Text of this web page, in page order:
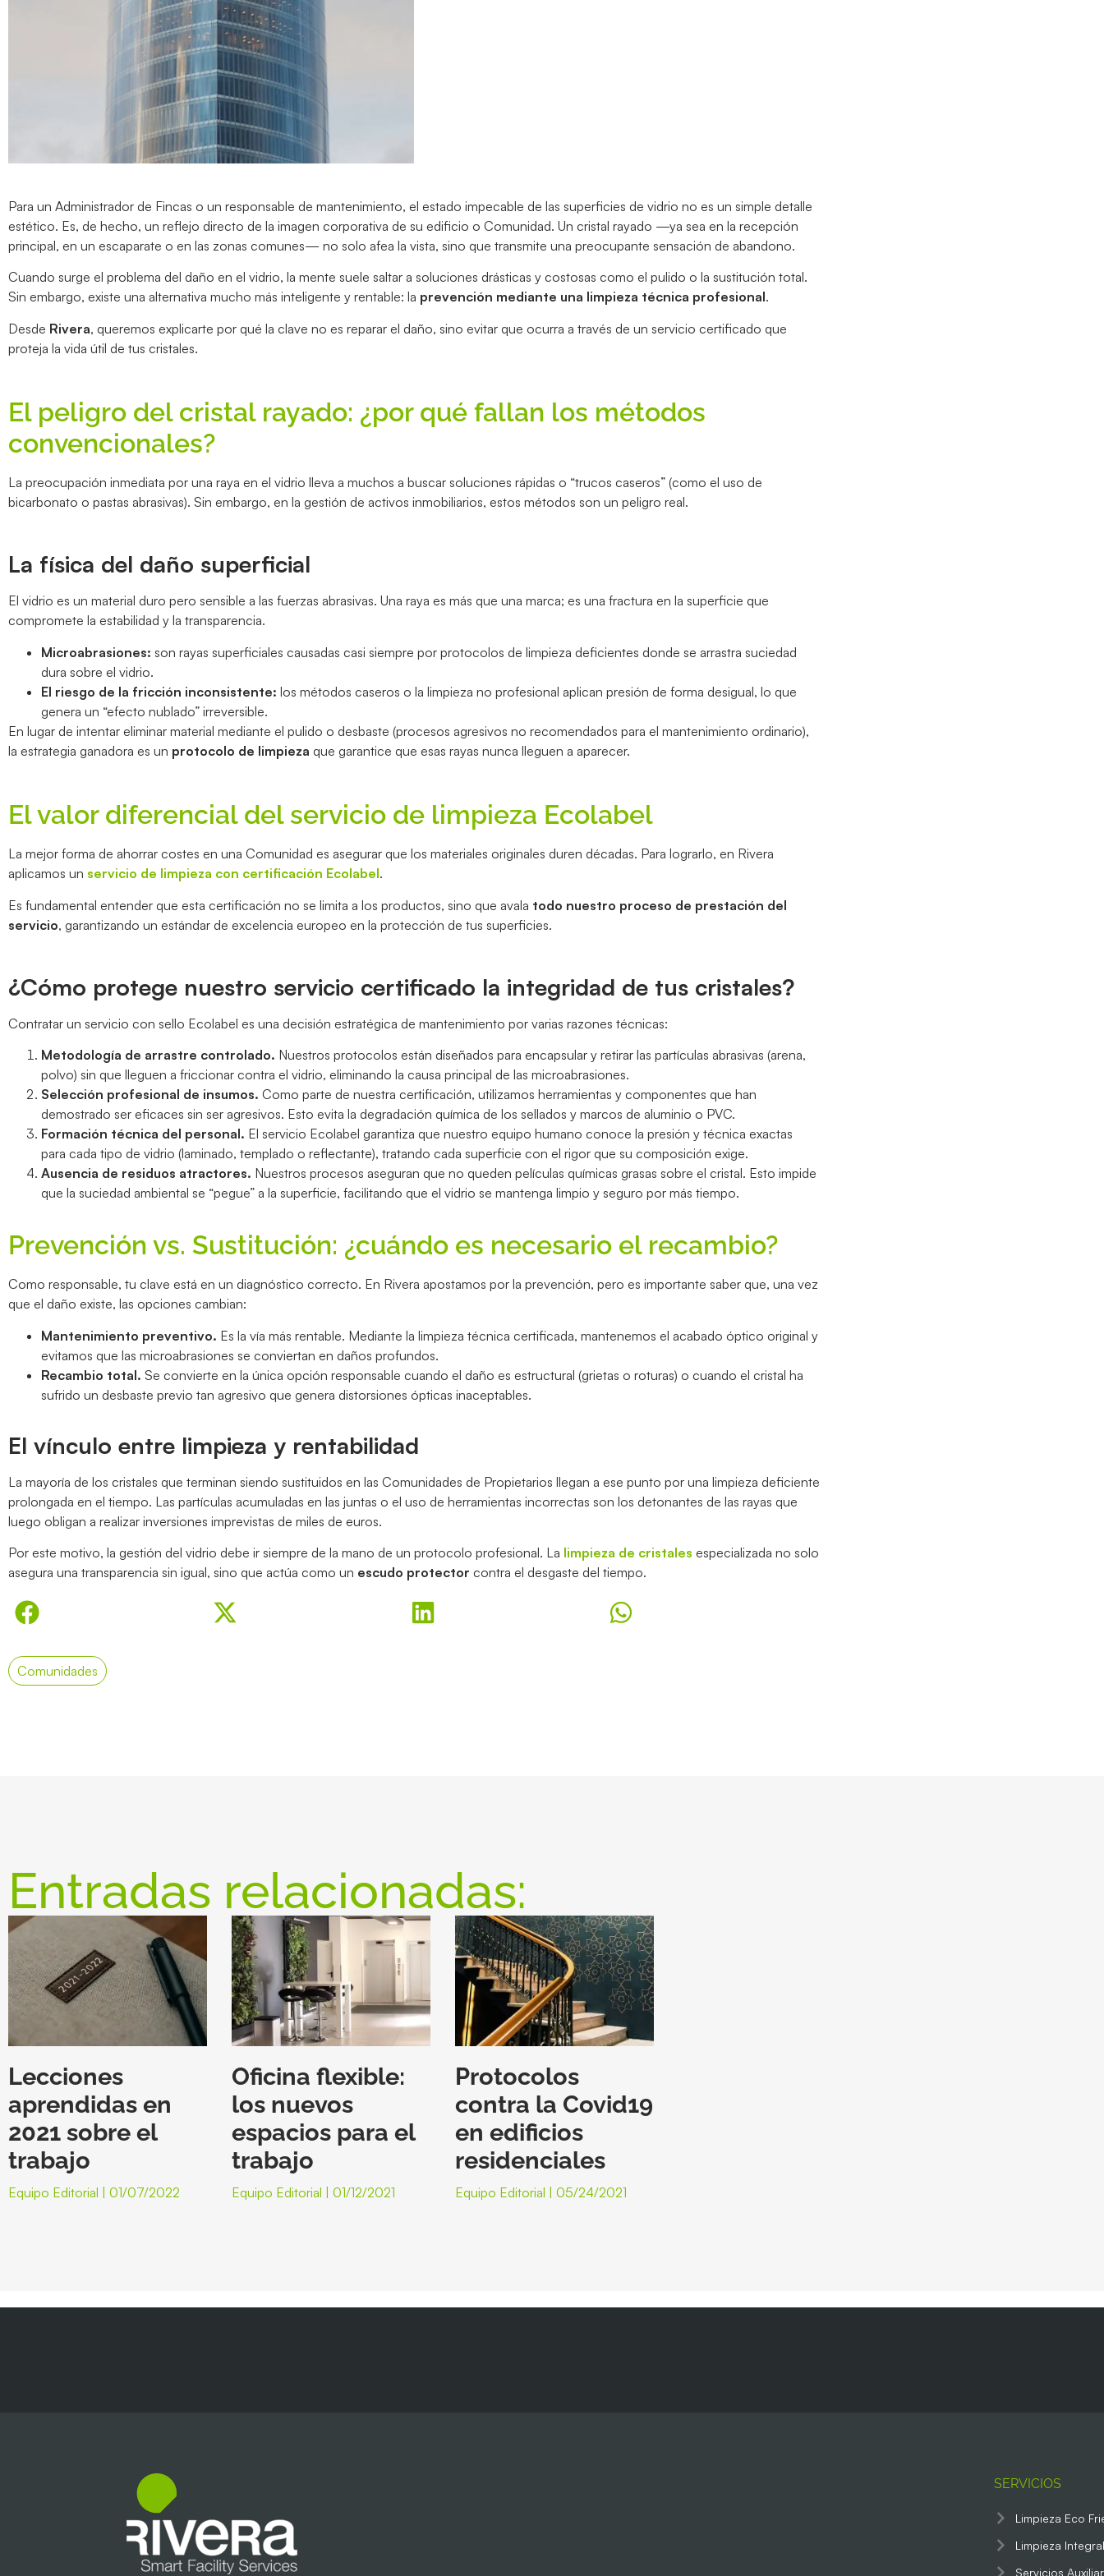
Para un Administrador de Fincas o un responsable de mantenimiento, el estado impecable de las superficies de vidrio no es un simple detalle
estético. Es, de hecho, un reflejo directo de la imagen corporativa de su edificio o Comunidad. Un cristal rayado —ya sea en la recepción
principal, en un escaparate o en las zonas comunes— no solo afea la vista, sino que transmite una preocupante sensación de abandono.
Cuando surge el problema del daño en el vidrio, la mente suele saltar a soluciones drásticas y costosas como el pulido o la sustitución total.
Sin embargo, existe una alternativa mucho más inteligente y rentable: la prevención mediante una limpieza técnica profesional.
Desde Rivera, queremos explicarte por qué la clave no es reparar el daño, sino evitar que ocurra a través de un servicio certificado que
proteja la vida útil de tus cristales.
El peligro del cristal rayado: ¿por qué fallan los métodos
convencionales?
La preocupación inmediata por una raya en el vidrio lleva a muchos a buscar soluciones rápidas o “trucos caseros” (como el uso de
bicarbonato o pastas abrasivas). Sin embargo, en la gestión de activos inmobiliarios, estos métodos son un peligro real.
La física del daño superficial
El vidrio es un material duro pero sensible a las fuerzas abrasivas. Una raya es más que una marca; es una fractura en la superficie que
compromete la estabilidad y la transparencia.
Microabrasiones: son rayas superficiales causadas casi siempre por protocolos de limpieza deficientes donde se arrastra suciedad
dura sobre el vidrio.
El riesgo de la fricción inconsistente: los métodos caseros o la limpieza no profesional aplican presión de forma desigual, lo que
genera un “efecto nublado” irreversible.
En lugar de intentar eliminar material mediante el pulido o desbaste (procesos agresivos no recomendados para el mantenimiento ordinario),
la estrategia ganadora es un protocolo de limpieza que garantice que esas rayas nunca lleguen a aparecer.
El valor diferencial del servicio de limpieza Ecolabel
La mejor forma de ahorrar costes en una Comunidad es asegurar que los materiales originales duren décadas. Para lograrlo, en Rivera
aplicamos un servicio de limpieza con certificación Ecolabel.
Es fundamental entender que esta certificación no se limita a los productos, sino que avala todo nuestro proceso de prestación del
servicio, garantizando un estándar de excelencia europeo en la protección de tus superficies.
¿Cómo protege nuestro servicio certificado la integridad de tus cristales?
Contratar un servicio con sello Ecolabel es una decisión estratégica de mantenimiento por varias razones técnicas:
Metodología de arrastre controlado. Nuestros protocolos están diseñados para encapsular y retirar las partículas abrasivas (arena,
polvo) sin que lleguen a friccionar contra el vidrio, eliminando la causa principal de las microabrasiones.
Selección profesional de insumos. Como parte de nuestra certificación, utilizamos herramientas y componentes que han
demostrado ser eficaces sin ser agresivos. Esto evita la degradación química de los sellados y marcos de aluminio o PVC.
Formación técnica del personal. El servicio Ecolabel garantiza que nuestro equipo humano conoce la presión y técnica exactas
para cada tipo de vidrio (laminado, templado o reflectante), tratando cada superficie con el rigor que su composición exige.
Ausencia de residuos atractores. Nuestros procesos aseguran que no queden películas químicas grasas sobre el cristal. Esto impide
que la suciedad ambiental se “pegue” a la superficie, facilitando que el vidrio se mantenga limpio y seguro por más tiempo.
Prevención vs. Sustitución: ¿cuándo es necesario el recambio?
Como responsable, tu clave está en un diagnóstico correcto. En Rivera apostamos por la prevención, pero es importante saber que, una vez
que el daño existe, las opciones cambian:
Mantenimiento preventivo. Es la vía más rentable. Mediante la limpieza técnica certificada, mantenemos el acabado óptico original y
evitamos que las microabrasiones se conviertan en daños profundos.
Recambio total. Se convierte en la única opción responsable cuando el daño es estructural (grietas o roturas) o cuando el cristal ha
sufrido un desbaste previo tan agresivo que genera distorsiones ópticas inaceptables.
El vínculo entre limpieza y rentabilidad
La mayoría de los cristales que terminan siendo sustituidos en las Comunidades de Propietarios llegan a ese punto por una limpieza deficiente
prolongada en el tiempo. Las partículas acumuladas en las juntas o el uso de herramientas incorrectas son los detonantes de las rayas que
luego obligan a realizar inversiones imprevistas de miles de euros.
Por este motivo, la gestión del vidrio debe ir siempre de la mano de un protocolo profesional. La limpieza de cristales especializada no solo
asegura una transparencia sin igual, sino que actúa como un escudo protector contra el desgaste del tiempo.
Comunidades
Entradas relacionadas:
Lecciones
aprendidas en
2021 sobre el
trabajo
Equipo Editorial 01/07/2022
Oficina flexible:
los nuevos
espacios para el
trabajo
Equipo Editorial 01/12/2021
Protocolos
contra la Covid19
en edificios
residenciales
Equipo Editorial 05/24/2021
SERVICIOS
Limpieza Eco
Limpieza Integral
Servicios